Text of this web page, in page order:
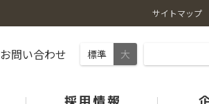
サイトマップ
お問い合わせ 標準 大